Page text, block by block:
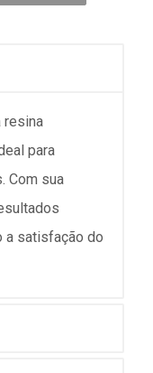
resina
para
Com sua
a satisfação do